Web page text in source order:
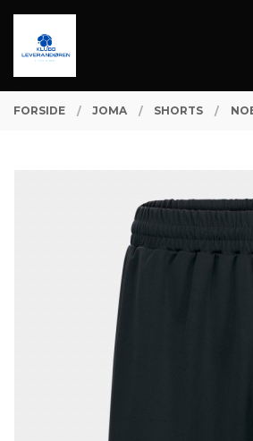
Gå
innholdet
FORSIDE JOMA SHORTS